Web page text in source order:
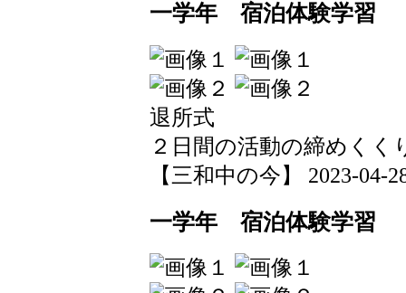
一学年 宿泊体験学習
退所式
２日間の活動の締めくく
【三和中の今】 2023-04-
一学年 宿泊体験学習